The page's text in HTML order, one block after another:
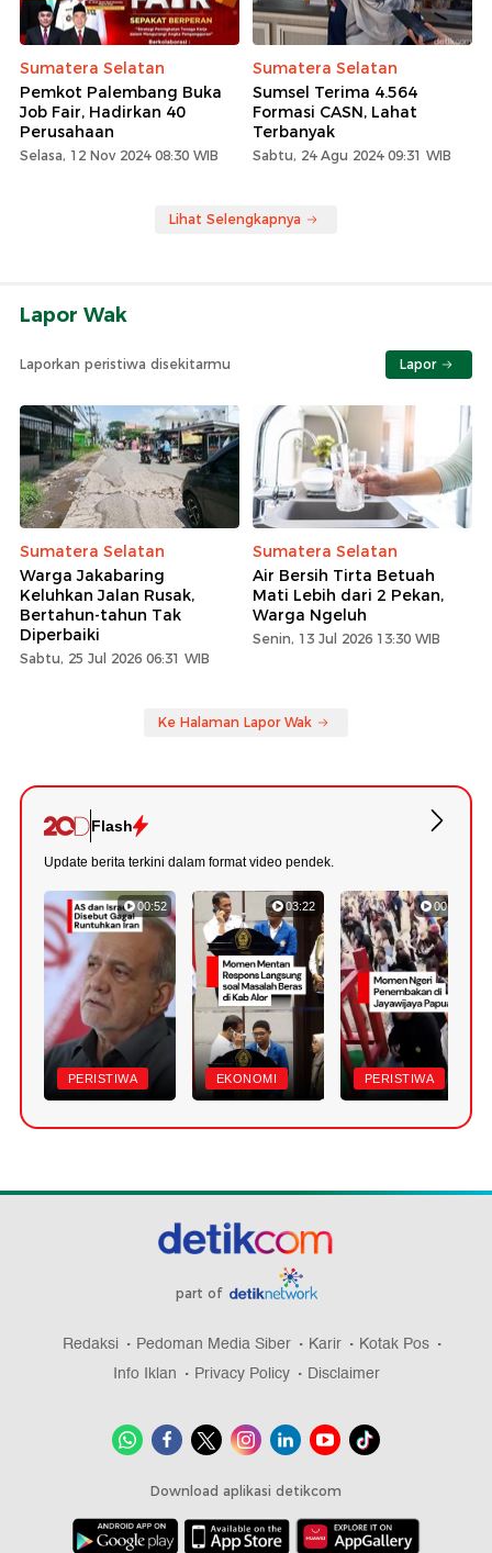
Sumatera Selatan
Pemkot Palembang Buka
Job Fair, Hadirkan 40
Perusahaan
Selasa, 12 Nov 2024 08:30 WIB
Sumatera Selatan
Sumsel Terima 4.564
Formasi CASN, Lahat
Terbanyak
Sabtu, 24 Agu 2024 09:31 WIB
Lihat Selengkapnya
Lapor Wak
Laporkan peristiwa disekitarmu Lapor
Sumatera Selatan
Warga Jakabaring
Keluhkan Jalan Rusak,
Bertahun-tahun Tak
Diperbaiki
Sabtu, 25 Jul 2026 06:31 WIB
Sumatera Selatan
Air Bersih Tirta Betuah
Mati Lebih dari 2 Pekan,
Warga Ngeluh
Senin, 13 Jul 2026 13:30 WIB
Ke Halaman Lapor Wak
Flash
Update berita terkini dalam format video pendek.
00:52
PERISTIWA
03:22
EKONOMI
00:42
PERISTIWA
part of
Redaksi Pedoman Media Siber Karir
Kotak Pos
Info Iklan
Privacy Policy Disclaimer
Download aplikasi detikcom